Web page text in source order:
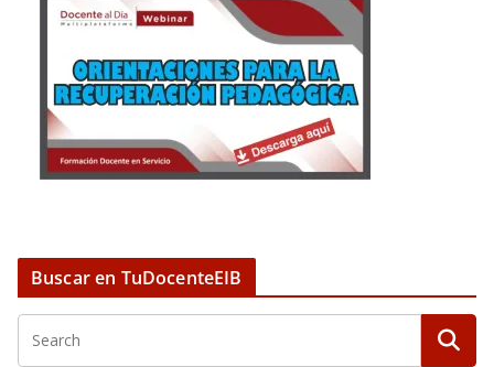
Buscar en TuDocenteEIB